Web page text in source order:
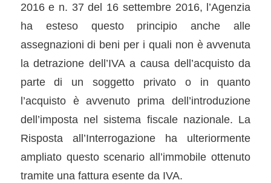
2016 e n. 37 del 16 settembre 2016, l’Agenzia
ha esteso questo principio anche alle
assegnazioni di beni per i quali non è avvenuta
la detrazione dell’IVA a causa dell’acquisto da
parte di un soggetto privato o in quanto
l’acquisto è avvenuto prima dell’introduzione
dell’imposta nel sistema fiscale nazionale. La
Risposta all’Interrogazione ha ulteriormente
ampliato questo scenario all’immobile ottenuto
tramite una fattura esente da IVA.